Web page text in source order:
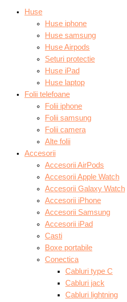
Huse
Huse iphone
Huse samsung
Huse Airpods
Seturi protectie
Huse iPad
Huse laptop
Folii telefoane
Folii iphone
Folii samsung
Folii camera
Alte folii
Accesorii
Accesorii AirPods
Accesorii Apple Watch
Accesorii Galaxy Watch
Accesorii iPhone
Accesorii Samsung
Accesorii iPad
Casti
Boxe portabile
Conectica
Cabluri type C
Cabluri jack
Cabluri lightning